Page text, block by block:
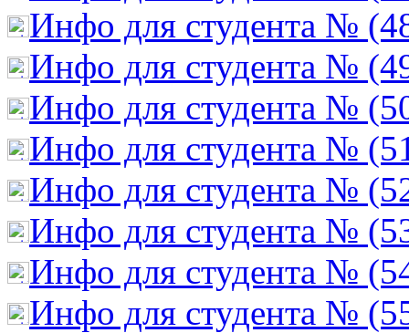
Инфо для студента №
Инфо для студента №
Инфо для студента №
Инфо для студента №
Инфо для студента №
Инфо для студента №
Инфо для студента №
Инфо для студента №